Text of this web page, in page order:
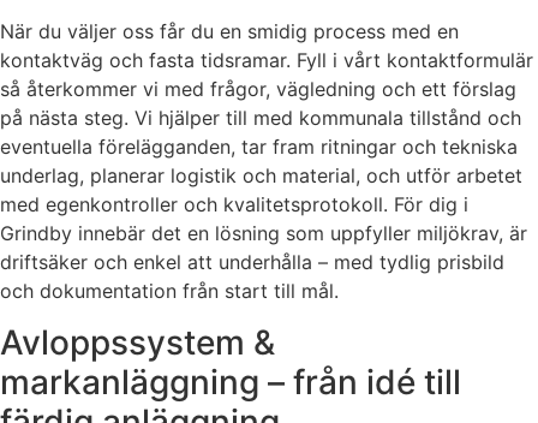
När du väljer oss får du en smidig process med en
kontaktväg och fasta tidsramar. Fyll i vårt kontaktformulär
så återkommer vi med frågor, vägledning och ett förslag
på nästa steg. Vi hjälper till med kommunala tillstånd och
eventuella förelägganden, tar fram ritningar och tekniska
underlag, planerar logistik och material, och utför arbetet
med egenkontroller och kvalitetsprotokoll. För dig i
Grindby innebär det en lösning som uppfyller miljökrav, är
driftsäker och enkel att underhålla – med tydlig prisbild
och dokumentation från start till mål.
Avloppssystem &
markanläggning – från idé till